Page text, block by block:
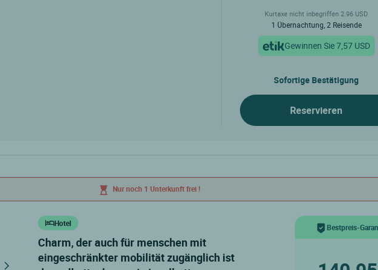
Kurtaxe nicht inbegriffen 2.96 USD
1 Übernachtung, 2 Reisende
Gewinnen Sie 7,57 USD
Sofortige Bestätigung
Reservieren
Nur noch 1 Unterkunft frei !
Hotel
charm, der auch für menschen mit
eingeschränkter mobilität zugänglich ist
Bestpreis-